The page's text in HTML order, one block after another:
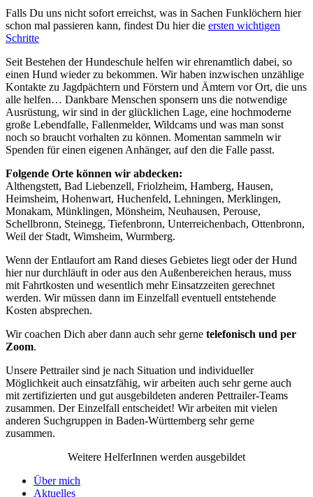
Falls Du uns nicht sofort erreichst, was in Sachen Funklöchern hier
schon mal passieren kann, findest Du hier die ersten wichtigen
Schritte
Seit Bestehen der Hundeschule helfen wir ehrenamtlich dabei, so
einen Hund wieder zu bekommen. Wir haben inzwischen unzählige
Kontakte zu Jagdpächtern und Förstern und Ämtern vor Ort, die uns
alle helfen… Dankbare Menschen sponsern uns die notwendige
Ausrüstung, wir sind in der glücklichen Lage, eine hochmoderne
große Lebendfalle, Fallenmelder, Wildcams und was man sonst
noch so braucht vorhalten zu können. Momentan sammeln wir
Spenden für einen eigenen Anhänger, auf den die Falle passt.
Folgende Orte können wir abdecken:
Althengstett, Bad Liebenzell, Friolzheim, Hamberg, Hausen,
Heimsheim, Hohenwart, Huchenfeld, Lehningen, Merklingen,
Monakam, Münklingen, Mönsheim, Neuhausen, Perouse,
Schellbronn, Steinegg, Tiefenbronn, Unterreichenbach, Ottenbronn,
Weil der Stadt, Wimsheim, Wurmberg.
Wenn der Entlaufort am Rand dieses Gebietes liegt oder der Hund
hier nur durchläuft in oder aus den Außenbereichen heraus, muss
mit Fahrtkosten und wesentlich mehr Einsatzzeiten gerechnet
werden. Wir müssen dann im Einzelfall eventuell entstehende
Kosten absprechen.
Wir coachen Dich aber dann auch sehr gerne telefonisch und per
Zoom.
Unsere Pettrailer sind je nach Situation und individueller
Möglichkeit auch einsatzfähig, wir arbeiten auch sehr gerne auch
mit zertifizierten und gut ausgebildeten anderen Pettrailer-Teams
zusammen. Der Einzelfall entscheidet! Wir arbeiten mit vielen
anderen Suchgruppen in Baden-Württemberg sehr gerne
zusammen.
Weitere HelferInnen werden ausgebildet
Über mich
Aktuelles